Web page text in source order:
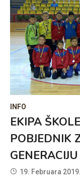
INFO
EKIPA
POBJEDNIK
19. Februara 2019.